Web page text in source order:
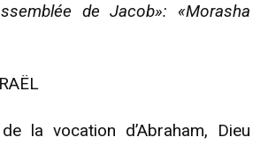
de Jacob»: «Morasha
la vocation d’Abraham, Dieu